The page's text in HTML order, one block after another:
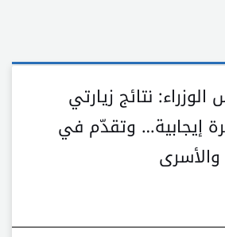
نتائج زيارتي
إيجابية… وتقدّم في